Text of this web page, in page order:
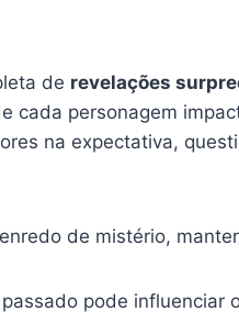
de revelações
personagem
na expectativa,
de mistério,
pode influenciar